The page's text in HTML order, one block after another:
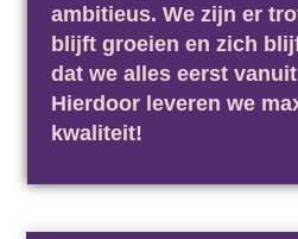
ambitieus. We zijn er
blijft groeien en zich
dat we alles eerst
Hierdoor leveren we
kwaliteit!